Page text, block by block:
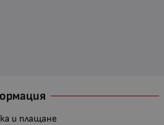
и плащане